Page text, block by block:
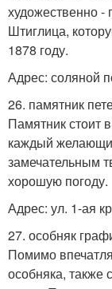
художественно
Штиглица,
1878 году.
Адрес: соляной
26. памятник
Памятник стоит
каждый
замечательным
хорошую погоду.
Адрес: ул. 1-ая
27. особняк
Помимо
особняка, также